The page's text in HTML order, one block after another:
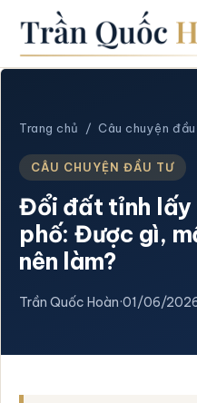
Trang chủ /Câu chuyện
CÂU CHUYỆN ĐẦU TƯ
Đổi đất tỉnh lấy
phố: Được gì,
nên làm?
Trần Quốc Hoàn·01/06/